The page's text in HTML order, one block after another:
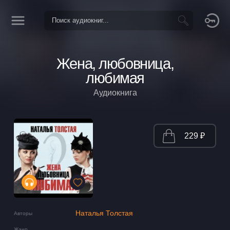
Жена, любовница,
любимая
Аудиокнига
Авторы Наталья Толстая
229 ₽